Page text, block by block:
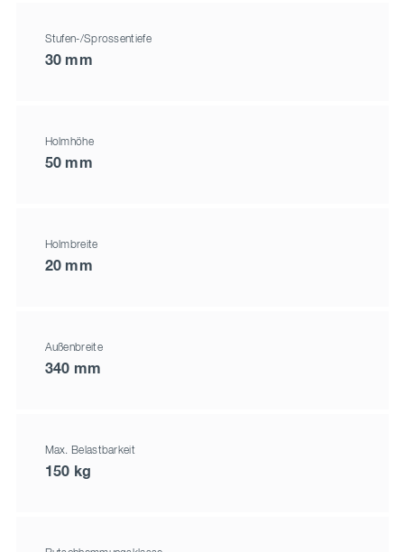
Stufen-/Sprossentiefe
30 mm
Holmhöhe
50 mm
Holmbreite
20 mm
Außenbreite
340 mm
Max. Belastbarkeit
150 kg